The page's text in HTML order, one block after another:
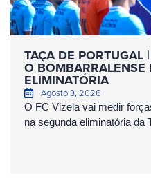
TAÇA DE PORTUGAL
O BOMBARRALENSE
ELIMINATÓRIA
Agosto 3, 2026
O FC Vizela vai medir
na segunda eliminatória da